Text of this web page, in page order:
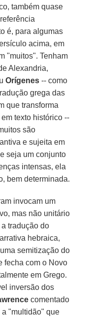
também quase
é, para algumas
acima, em
"muitos". Tenham
Alexandria,
Orígenes -- como
grega das
que transforma
texto histórico --
são
e sujeita em
seja um conjunto
intensas, ela
bem determinada.
invocam um
mas não unitário
tradução do
hebraica,
semitização do
fecha com o Novo
em Grego.
inversão dos
comentado
a "multidão" que